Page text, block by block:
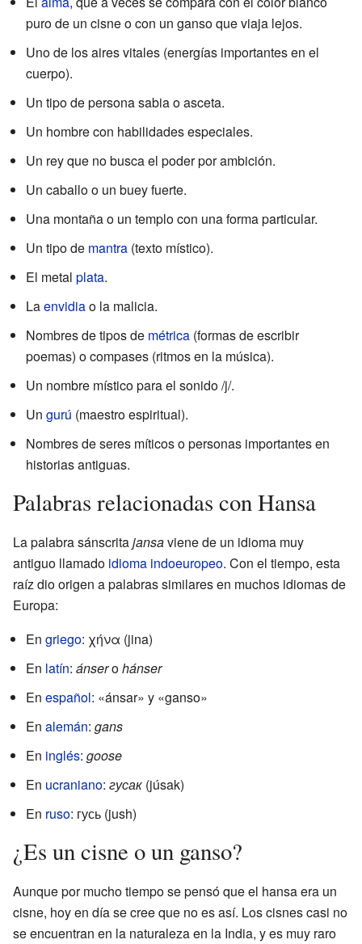
puro de un cisne o con un ganso que viaja lejos.
Uno de los aires vitales (energías importantes en el
cuerpo).
Un tipo de persona sabia o asceta.
Un hombre con habilidades especiales.
Un rey que no busca el poder por ambición.
Un caballo o un buey fuerte.
Una montaña o un templo con una forma particular.
Un tipo de mantra (texto místico).
El metal plata.
Laenvidiao la malicia.
Nombres de tipos de métrica (formas de escribir
poemas) o compases (ritmos en la música).
Un nombre místico para el sonido /j/.
Un gurú (maestro espiritual).
Nombres de seres míticos o personas importantes en
historias antiguas.
Palabras relacionadas con Hansa
La palabra sánscritajansaviene de un idioma muy
antiguo llamado idioma indoeuropeo. Con el tiempo, esta
raíz dio origen a palabras similares en muchos idiomas de
Europa:
En griego: χήνα (jina)
En latín: ánserohánser
En español: «ánsar» y «ganso»
En alemán: gans
En inglés: goose
En ucraniano: гусак (júsak)
En ruso: гусь (jush)
¿Es un cisne o un ganso?
Aunque por mucho tiempo se pensó que el hansa era un
cisne, hoy en día se cree que no es así. Los cisnes casi no
se encuentran en la naturaleza en la India, y es muy raro